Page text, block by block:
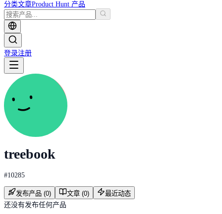
分类文章Product Hunt 产品
登录注册
treebook
#10285
发布产品 (0) 文章 (0)
最近动态
还没有发布任何产品